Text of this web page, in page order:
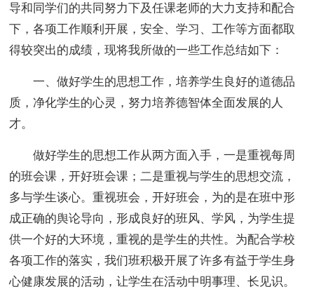
导和同学们的共同努力下及任课老师的大力支持和配合
下，各项工作顺利开展，安全、学习、工作等方面都取
得较突出的成绩，现将我所做的一些工作总结如下：
一、做好学生的思想工作，培养学生良好的道德品
质，净化学生的心灵，努力培养德智体全面发展的人
才。
做好学生的思想工作从两方面入手，一是重视每周
的班会课，开好班会课；二是重视与学生的思想交流，
多与学生谈心。重视班会，开好班会，为的是在班中形
成正确的舆论导向，形成良好的班风、学风，为学生提
供一个好的大环境，重视的是学生的共性。为配合学校
各项工作的落实，我们班积极开展了许多有益于学生身
心健康发展的活动，让学生在活动中明事理、长见识。